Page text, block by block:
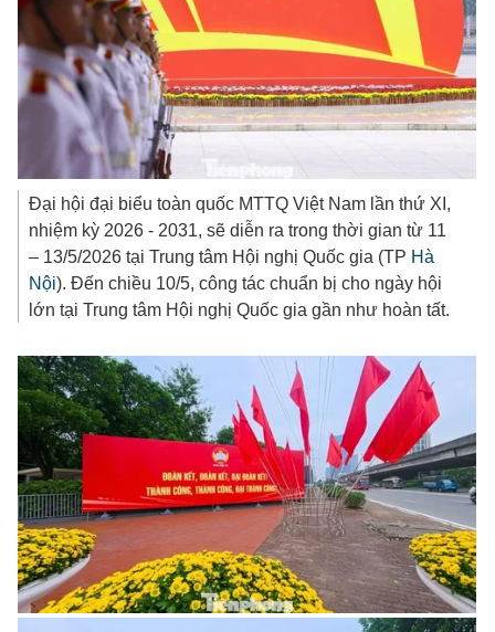
Đại hội đại biểu toàn quốc MTTQ Việt Nam lần thứ XI,
nhiệm kỳ 2026 - 2031, sẽ diễn ra trong thời gian từ 11
– 13/5/2026 tại Trung tâm Hội nghị Quốc gia (TP Hà
Nội). Đến chiều 10/5, công tác chuẩn bị cho ngày hội
lớn tại Trung tâm Hội nghị Quốc gia gần như hoàn tất.